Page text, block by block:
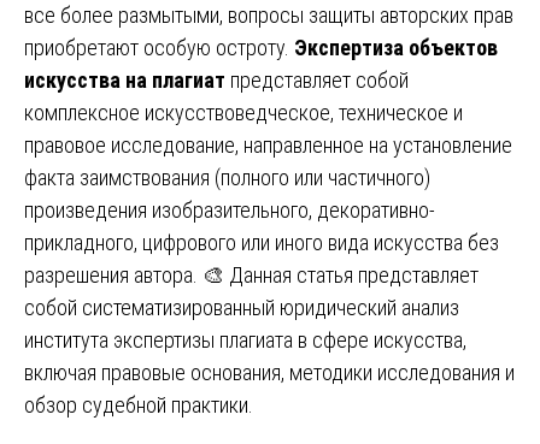
все более размытыми, вопросы защиты авторских прав
приобретают особую остроту. Экспертиза объектов
искусства на плагиат представляет собой
комплексное искусствоведческое, техническое и
правовое исследование, направленное на установление
факта заимствования (полного или частичного)
произведения изобразительного, декоративно-
прикладного, цифрового или иного вида искусства без
разрешения автора. 🎨 Данная статья представляет
собой систематизированный юридический анализ
института экспертизы плагиата в сфере искусства,
включая правовые основания, методики исследования и
обзор судебной практики.